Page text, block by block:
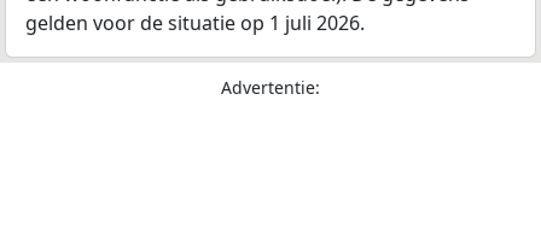
gelden voor de situatie op 1 juli 2026.
Advertentie: